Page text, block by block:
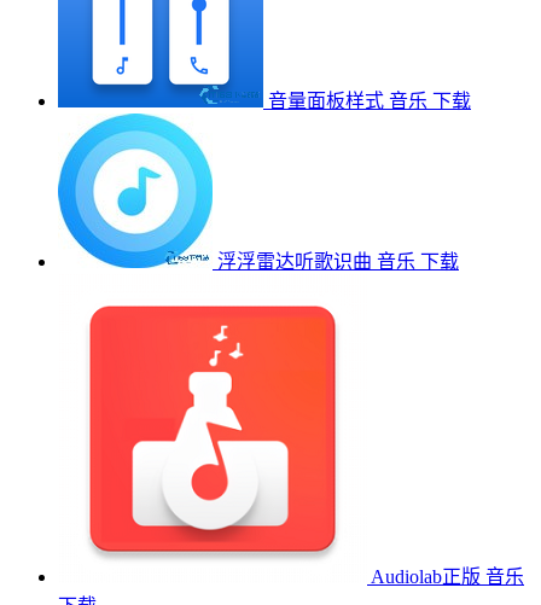
音量面板样式 音乐 下载
浮浮雷达听歌识曲 音乐 下载
Audiolab正版 音乐